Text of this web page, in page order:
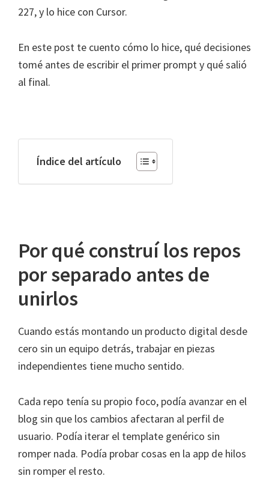
227, y lo hice con Cursor.
En este post te cuento cómo lo hice, qué decisiones
tomé antes de escribir el primer prompt y qué salió
al final.
Índice del artículo
Por qué construí los repos
por separado antes de
unirlos
Cuando estás montando un producto digital desde
cero sin un equipo detrás, trabajar en piezas
independientes tiene mucho sentido.
Cada repo tenía su propio foco, podía avanzar en el
blog sin que los cambios afectaran al perfil de
usuario. Podía iterar el template genérico sin
romper nada. Podía probar cosas en la app de hilos
sin romper el resto.